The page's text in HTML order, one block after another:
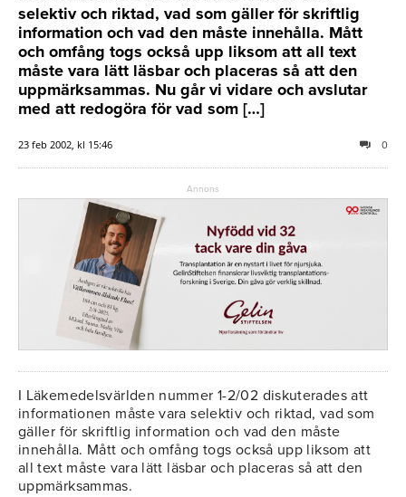
selektiv och riktad, vad som gäller för skriftlig
information och vad den måste innehålla. Mått
och omfång togs också upp liksom att all text
måste vara lätt läsbar och placeras så att den
uppmärksammas. Nu går vi vidare och avslutar
med att redogöra för vad som […]
23 feb 2002, kl 15:46 0
Annons
I Läkemedelsvärlden nummer 1-2/02 diskuterades att
informationen måste vara selektiv och riktad, vad som
gäller för skriftlig information och vad den måste
innehålla. Mått och omfång togs också upp liksom att
all text måste vara lätt läsbar och placeras så att den
uppmärksammas.